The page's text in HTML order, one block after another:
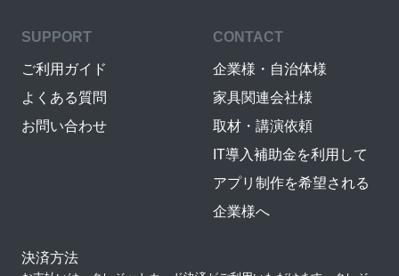
SUPPORT
ご利用ガイド
よくある質問
お問い合わせ
CONTACT
企業様・自治体様
家具関連会社様
取材・講演依頼
IT導入補助金を利用して
アプリ制作を希望される
企業様へ
決済方法